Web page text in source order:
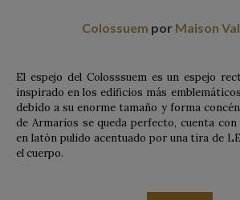
Colossuem por Maison
El espejo del Colosssuem es un espejo
inspirado en los edificios más
debido a su enorme tamaño y forma
de Armarios se queda perfecto, cuenta
en latón pulido acentuado por una tira de
el cuerpo.